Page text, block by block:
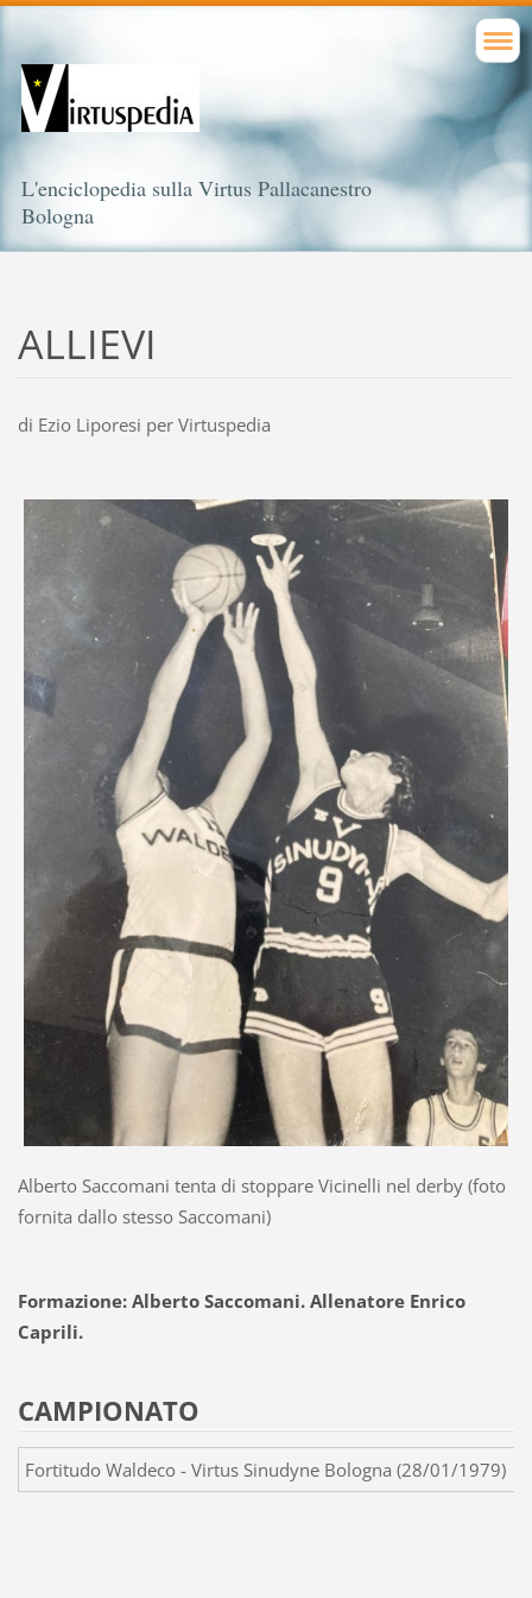
L'enciclopedia sulla Virtus Pallacanestro
Bologna
ALLIEVI
di Ezio Liporesi per Virtuspedia
Alberto Saccomani tenta di stoppare Vicinelli nel derby (foto
fornita dallo stesso Saccomani)
Formazione: Alberto Saccomani. Allenatore Enrico
Caprili.
CAMPIONATO
Fortitudo Waldeco - Virtus Sinudyne Bologna (28/01/1979)